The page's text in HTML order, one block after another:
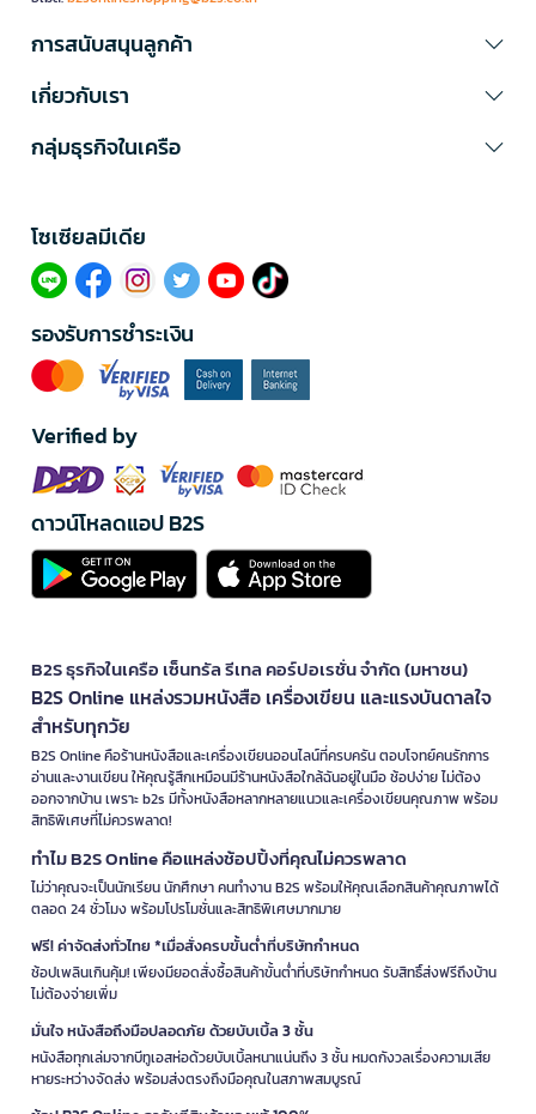
การสนับสนุนลูกค้า
เกี่ยวกับเรา
กลุ่มธุรกิจในเครือ
โซเซียลมีเดีย​
รองรับการชำระเงิน
Verified by
ดาวน์โหลดแอป B2S
B2S ธุรกิจในเครือ เซ็นทรัล รีเทล คอร์ปอเรชั่น จำกัด (มหาชน)
B2S Online แหล่งรวมหนังสือ เครื่องเขียน และแรงบันดาลใจ
สำหรับทุกวัย
B2S Online คือร้านหนังสือและเครื่องเขียนออนไลน์ที่ครบครัน ตอบโจทย์คนรักการ
อ่านและงานเขียน ให้คุณรู้สึกเหมือนมีร้านหนังสือใกล้ฉันอยู่ในมือ ช้อปง่าย ไม่ต้อง
ออกจากบ้าน เพราะ b2s มีทั้งหนังสือหลากหลายแนวและเครื่องเขียนคุณภาพ พร้อม
สิทธิพิเศษที่ไม่ควรพลาด!
ทำไม B2S Online คือแหล่งช้อปปิ้งที่คุณไม่ควรพลาด
ไม่ว่าคุณจะเป็นนักเรียน นักศึกษา คนทำงาน B2S พร้อมให้คุณเลือกสินค้าคุณภาพได้
ตลอด 24 ชั่วโมง พร้อมโปรโมชั่นและสิทธิพิเศษมากมาย
ฟรี! ค่าจัดส่งทั่วไทย *เมื่อสั่งครบขั้นต่ำที่บริษัทกำหนด
ช้อปเพลินเกินคุ้ม! เพียงมียอดสั่งซื้อสินค้าขั้นต่ำที่บริษัทกำหนด รับสิทธิ์ส่งฟรีถึงบ้าน
ไม่ต้องจ่ายเพิ่ม
มั่นใจ หนังสือถึงมือปลอดภัย ด้วยบับเบิ้ล 3 ชั้น
หนังสือทุกเล่มจากบีทูเอสห่อด้วยบับเบิ้ลหนาแน่นถึง 3 ชั้น หมดกังวลเรื่องความเสีย
หายระหว่างจัดส่ง พร้อมส่งตรงถึงมือคุณในสภาพสมบูรณ์